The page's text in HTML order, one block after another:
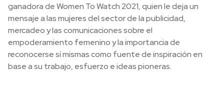
ganadora de Women To Watch 2021, quien le deja un
mensaje a las mujeres del sector de la publicidad,
mercadeo y las comunicaciones sobre el
empoderamiento femenino y la importancia de
reconocerse sí mismas como fuente de inspiración en
base a su trabajo, esfuerzo e ideas pioneras.